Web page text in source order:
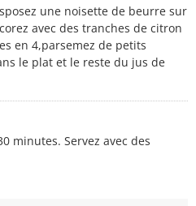
une noisette de beurre sur
avec des tranches de citron
en 4,parsemez de petits
le plat et le reste du jus de
minutes. Servez avec des